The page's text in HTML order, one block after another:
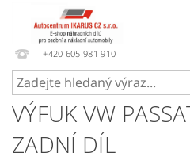
+420 605 981 910
VÝFUK VW
ZADNÍ DÍL